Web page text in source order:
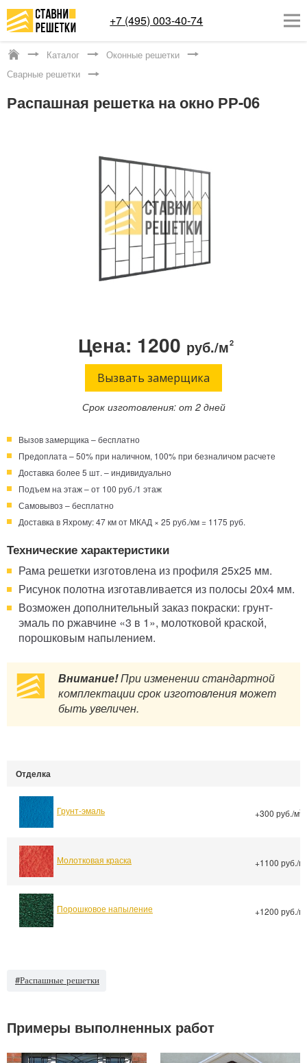
+7 (495) 003-40-74
+7 (495) 003-40-74 Круглосуточно!
Каталог
Оконные решетки
Сварные решетки
Распашная решетка на окно РР-06
Цена: 1200 руб./м2
Вызвать замерщика
Срок изготовления: от 2 дней
Вызов замерщика – бесплатно
Предоплата – 50% при наличном, 100% при безналичом расчете
Доставка более 5 шт. – индивидуально
Подъем на этаж – от 100 руб./1 этаж
Самовывоз – бесплатно
Доставка в Яхрому: 47 км от МКАД × 25 руб./км = 1175 руб.
Технические характеристики
Рама решетки изготовлена из профиля 25x25 мм.
Рисунок полотна изготавливается из полосы 20х4 мм.
Возможен дополнительный заказ покраски: грунт-
эмаль по ржавчине «3 в 1», молотковой краской,
порошковым напылением.
Внимание!При изменении стандартной
комплектации срок изготовления может
быть увеличен.
Отделка
Грунт-эмаль +300 руб./м2
Молотковая краска +1100 руб./м
Порошковое напыление +1200 руб./м
#Распашные решетки
Примеры выполненных работ